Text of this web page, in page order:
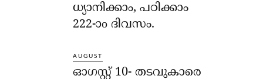
ധ്യാനിക്കാം, പഠിക്കാം
222-ാo ദിവസം.
AUGUST
ഓഗസ്റ്റ് 10- തടവുകാരെ